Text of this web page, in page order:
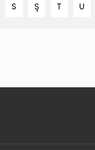
S Ş T U